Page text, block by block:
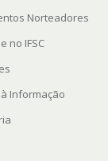
Norteadores
no IFSC
Informação